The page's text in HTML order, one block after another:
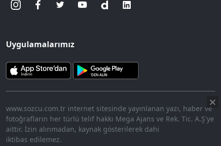
Uygulamalarımız
www.sozcu.com.tr internet sitesinde yayınlanan yazı, haber ve
fotoğrafların her türlü telif hakkı Mega Ajans ve Rek. Tic. A.Ş'ye
aittir. İzin alınmadan, kaynak gösterilerek dahi
iktibas edilemez.